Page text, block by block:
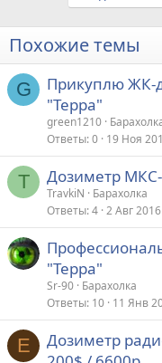
Похожие темы
G
Прикуплю ЖК-
"Терра"
green1210
Ответы 0 19 Ноя
T Дозиметр
TravkiN
Барахолка
Ответы 4 2 Авг 2016
"Терра"
Sr-90 Барахолка
Ответы 10 11 Янв
E
Дозиметр